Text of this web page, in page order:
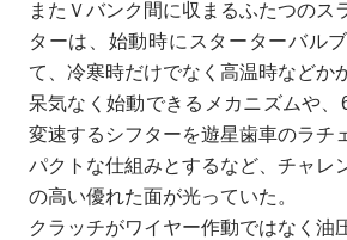
またＶバンク間に収まるふたつのス
ターは、始動時にスターターバル
て、冷寒時だけでなく高温時などか
呆気なく始動できるメカニズムや、
変速するシフターを遊星歯車のラチ
パクトな仕組みとするなど、チャレ
の高い優れた面が光っていた。
クラッチがワイヤー作動ではなく油